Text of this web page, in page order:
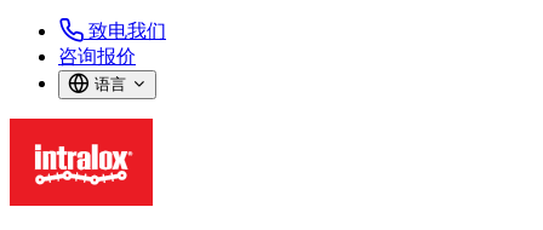
致电我们
咨询报价
语言